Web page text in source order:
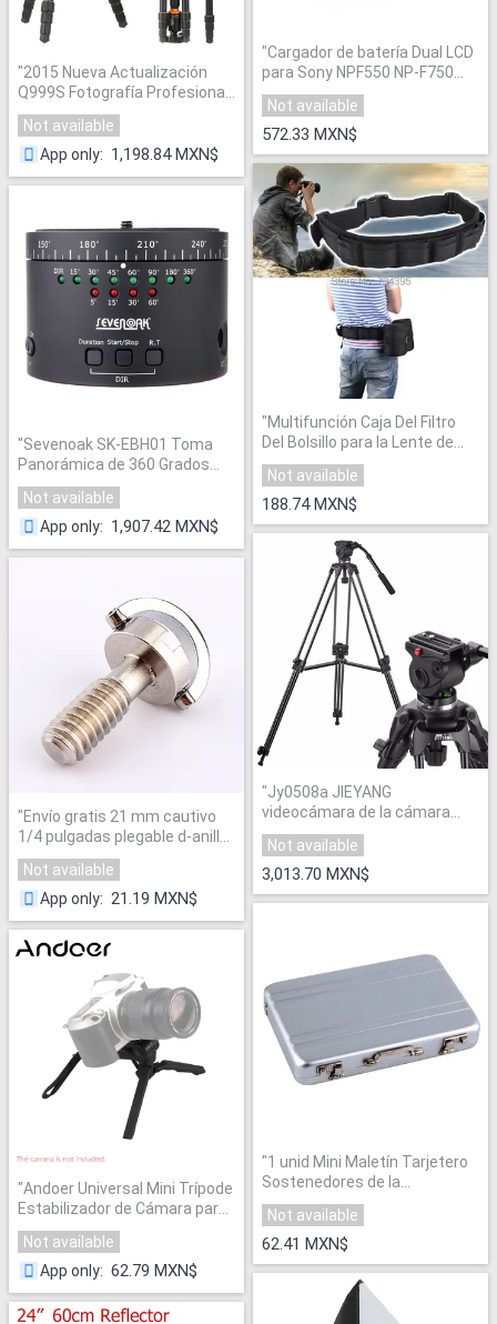
"2015 Nueva Actualización
Q999S Fotografía Profesional
Rotula + Trípode De Aluminio
Para Monopie Portátil Para
Canon Nikon Sony DSLR
Cámara"
Not available
App only: 1,198.84 MXN$
"Sevenoak SK-EBH01 Toma
Panorámica de 360 Grados
Giratoria Lapso de Tiempo
Electrónico Estabilizador
Panorama Trípode Rotula para
Teléfono para GoPro"
Not available
App only: 1,907.42 MXN$
"Envío gratis 21 mm cautivo
1/4 pulgadas plegable d-anillo
adaptador tornillos de
sujeción del trípode Plate
Monopod Quick Release para
Not available
App only: 21.19 MXN$
"Andoer Universal Mini Trípode
Estabilizador de Cámara para
GoPro Héroe 4 3 + 3 2 1
CÁMARA RÉFLEX DIGITAL
Trípode De Escritorio para
Teléfono titular"
Not available
App only: 62.79 MXN$
"Cargador de batería Dual LCD
para Sony NPF550 NP-F750
NP-F970 NP-F330 NP-F530 NP-
F730 NP-F930 NP-F770
Yongnuo Led luz de vídeo
Not available
572.33 MXN$
"Multifunción Caja Del Filtro
Del Bolsillo para la Lente de
Cámara de La Correa de
Cintura Ajustable Trípode
Monopie Hebilla Gancho de
Viaje Escalada Montar"
Not available
188.74 MXN$
"Jy0508a JIEYANG
videocámara de la cámara
trípode profesional para
soporte de vídeo / vídeo DSLR
trípode / cabeza fluida
amortiguación / 1610 mm
Not available
3,013.70 MXN$
"1 unid Mini Maletín Tarjetero
Sostenedores de la
IDENTIFICACIÓN Contraseña
caja de la Caja de Crédito de
Aluminio de Plata Al Por
Mayor"
Not available
62.41 MXN$